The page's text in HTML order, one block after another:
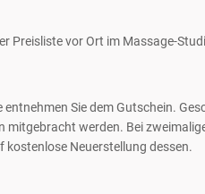
Preisliste vor Ort im Massage-
Sie dem Gutschein.
werden. Bei
kostenlose Neuerstellung dessen.